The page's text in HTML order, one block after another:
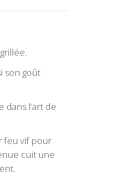
son goût
l’art de
feu vif pour
cuit une